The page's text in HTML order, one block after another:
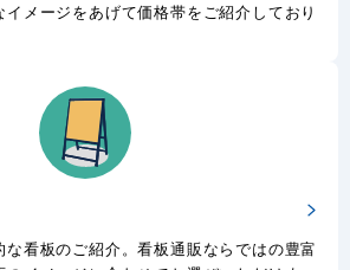
メージをあげて価格帯をご紹介しており
看板のご紹介。看板通販ならではの豊富